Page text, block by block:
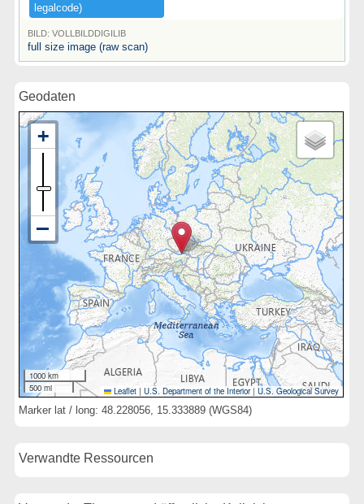
legalcode)​
BILD: VOLLBILDDIGILIB
full size image (raw scan)
Geodaten
1000 km
500 mi
Leaflet | U.S. Department of the Interior|U.S. Geological Survey
Marker lat / long: 48.228056, 15.333889 (WGS84)
Verwandte Ressourcen